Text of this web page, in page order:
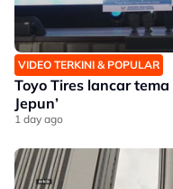
VIDEO TERKINI & POPULAR
Toyo Tires lancar
Jepun’
1 day ago